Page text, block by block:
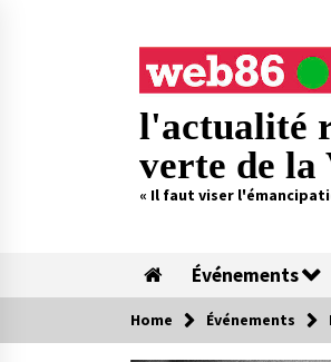
l'actualité
verte de la
« Il faut viser
Événements
Home Événements